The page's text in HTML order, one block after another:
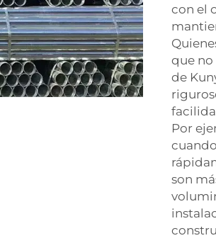
con el
que no
de
Por
son